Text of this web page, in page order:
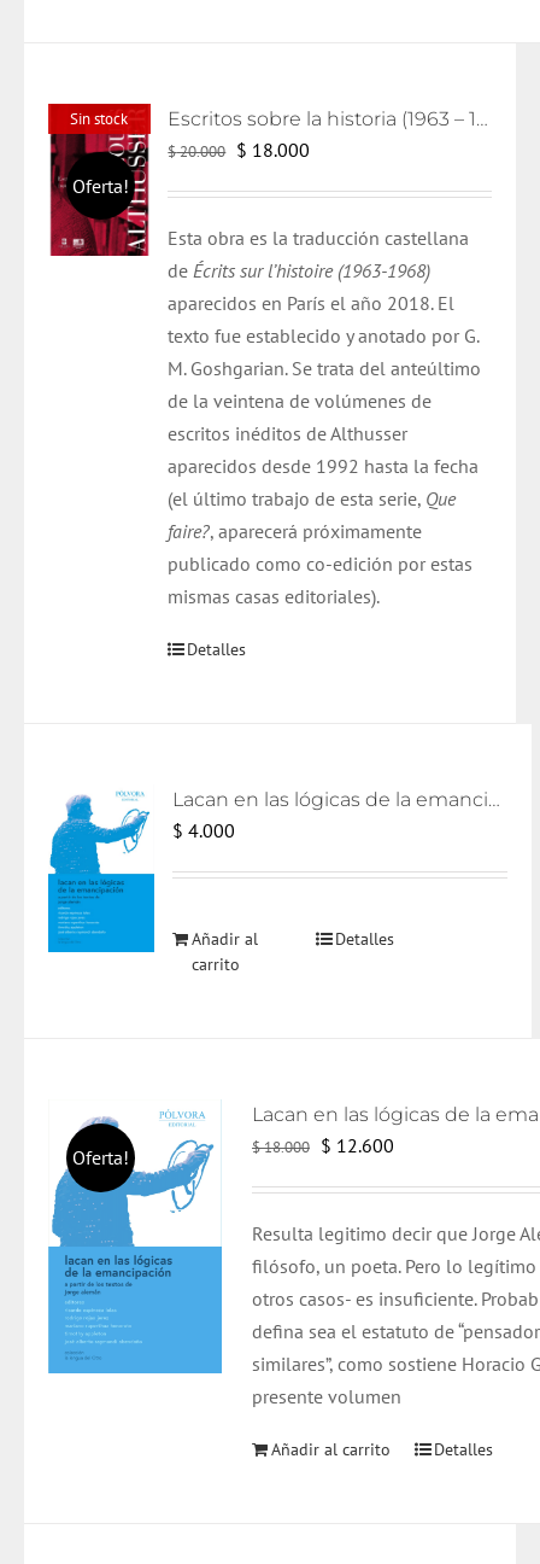
Sin stock
Oferta!
Escritos sobre la historia (1963 – 1986)
$20.000 El
era:
$ 20.000.
$ 18.000
es:
$ 18.000.
Esta obra es la traducción castellana
deÉcrits surl’histoire(1963-1968)
aparecidos en París el año 2018. El
textofueestablecido y anotado por G.
M. Goshgarian. Se trata del anteúltimo
de la veintena de volúmenes de
escritos inéditos deAlthusser
aparecidos desde 1992 hasta la fecha
(el último trabajo de esta serie, Que
faire?, aparecerá próximamente
publicado comoco-edición por estas
mismas casas editoriales).
Detalles
Lacan en las lógicas de la emancipación [eBook]
$ 4.000
Añadir al
carrito
Detalles
Oferta! $18.000 El
era:
$ 18.000.
$ 12.600
es:
$ 12.600.
Resulta legitimo decir que Jorge
filósofo, un poeta. Pero lo
otros casos- es insuficiente.
defina sea el estatuto de
similares”, como sostiene Horacio
presente volumen
Añadir al carrito Detalles